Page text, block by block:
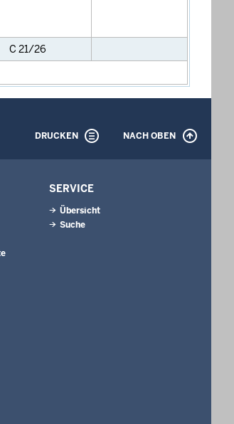
C 21/26
DRUCKEN NACH OBEN
SERVICE
Übersicht
Suche